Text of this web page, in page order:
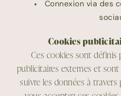
Connexion via des
Cookies
Ces cookies sont définis
publicitaires externes et
suivre les données à travers